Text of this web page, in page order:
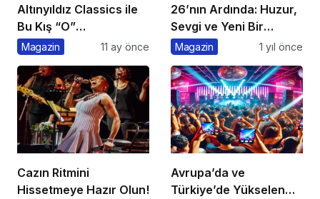
Altınyıldız Classics ile
Bu Kış “O”
konuşulacak
Magazin 11 ay önce
26’nın Ardında: Huzur,
Sevgi ve Yeni Bir
Başlangıç
Magazin 1 yıl önce
Cazın Ritmini
Hissetmeye Hazır Olun!
Avrupa’da ve
Türkiye’de Yükselen